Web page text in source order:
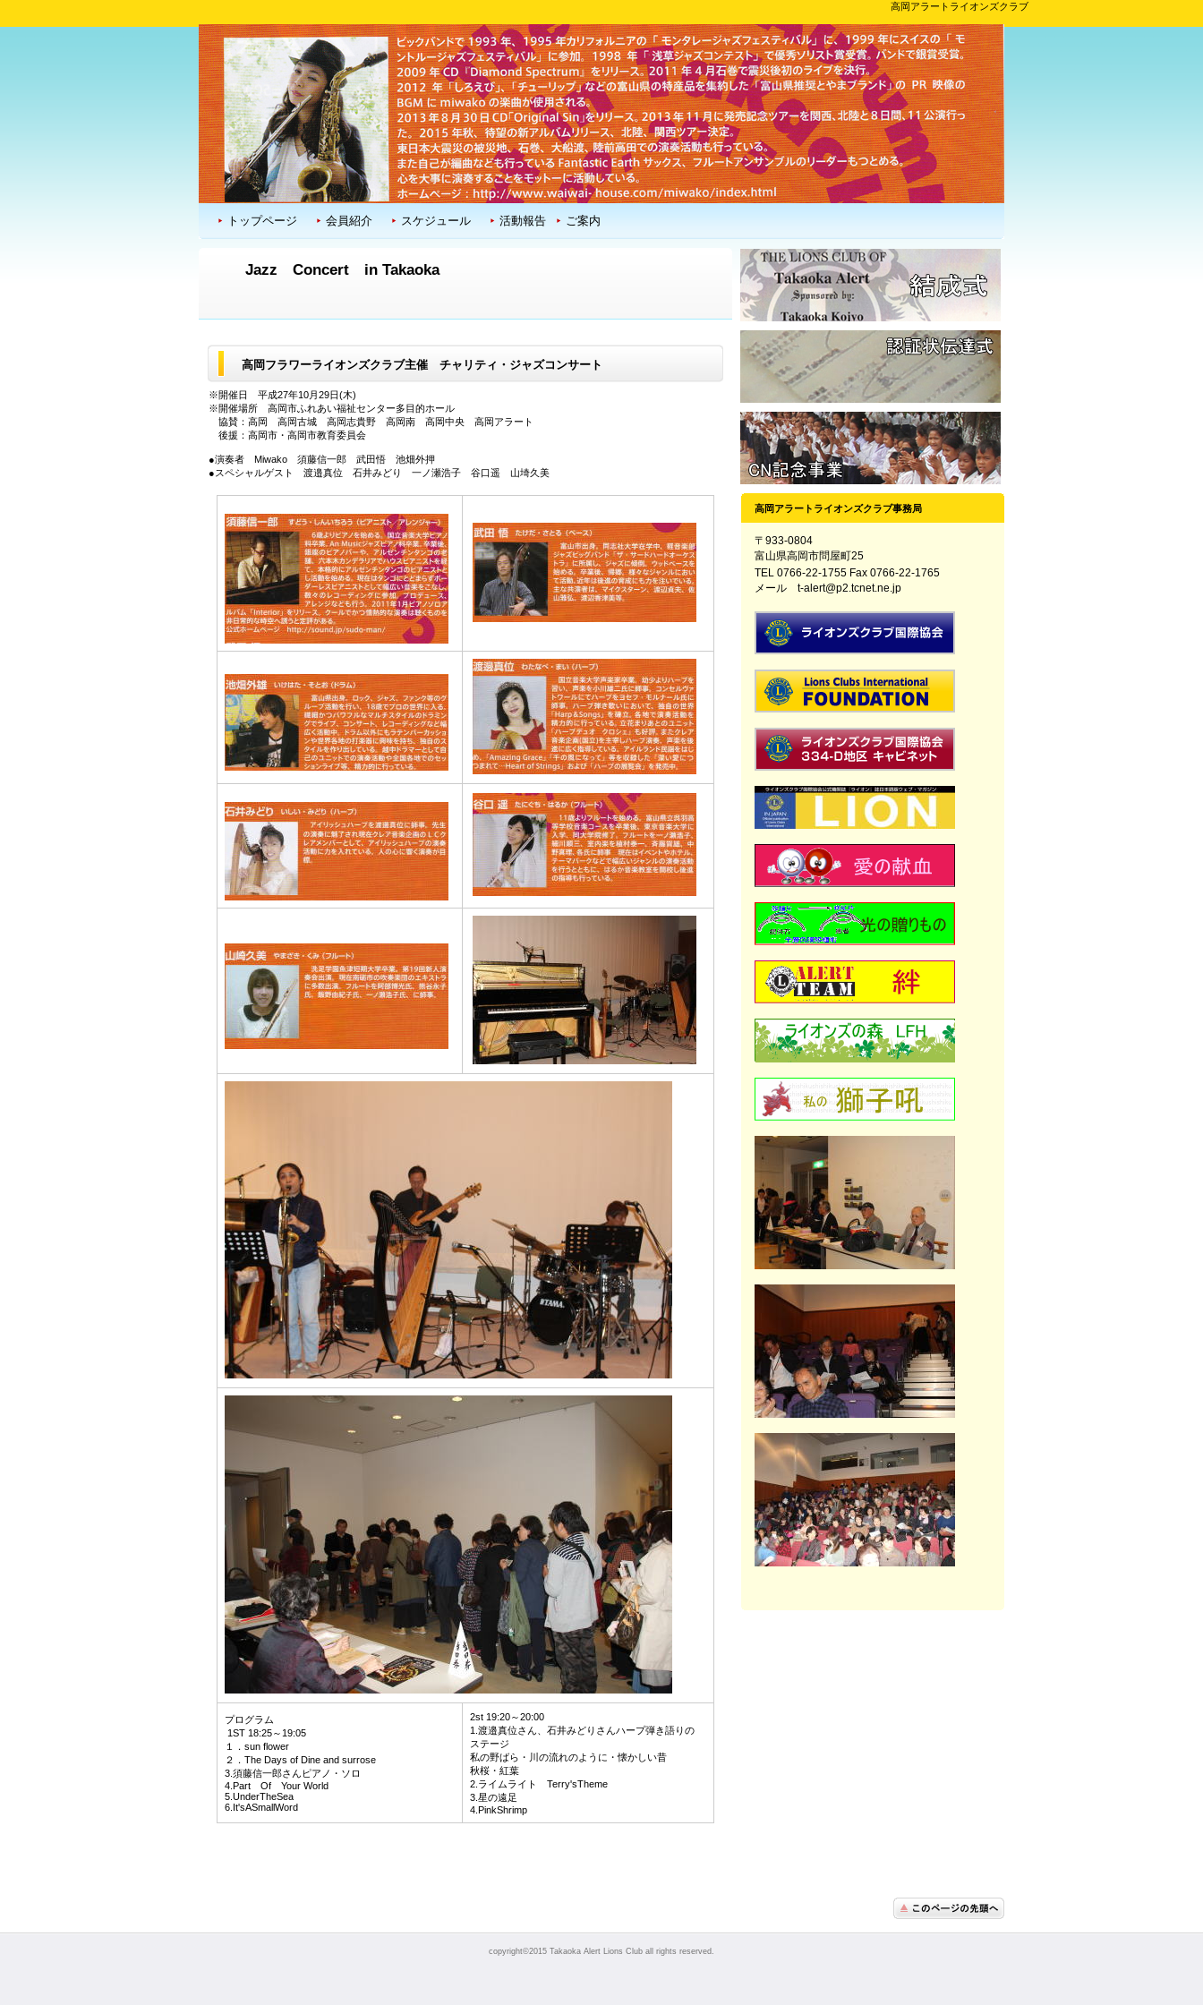
高岡アラートライオンズクラブ
Jazz Concert in Takaoka
REPORT
高岡フラワーライオンズクラブ主催 チャリティ・ジャズコンサート
※開催日 平成27年10月29日(木)
※開催場所 高岡市ふれあい福祉センター多目的ホール
協賛：高岡 高岡古城 高岡志貴野 高岡南 高岡中央 高岡アラート
後援：高岡市・高岡市教育委員会
●演奏者 Miwako 須藤信一郎 武田悟 池畑外押
●スペシャルゲスト 渡邉真位 石井みどり 一ノ瀬浩子 谷口遥 山埼久美
プログラム
1ST 18:25～19:05
１．sun flower
２．The Days of Dine and surrose
3.須藤信一郎さんピアノ・ソロ
4.Part Of Your World
5.UnderTheSea
6.It'sASmallWord
2st 19:20～20:00
1.渡邉真位さん、石井みどりさんハープ弾き語りの
ステージ
私の野ばら・川の流れのように・懐かしい昔
秋桜・紅葉
2.ライムライト Terry'sTheme
3.星の遠足
4.PinkShrimp
トップページ 会員紹介 スケジュール 活動報告 ご案内
高岡アラートライオンズクラブ事務局
〒933-0804
富山県高岡市問屋町25
TEL 0766-22-1755 Fax 0766-22-1765
メール t-alert@p2.tcnet.ne.jp
copyright©2015 Takaoka Alert Lions Club all rights reserved.